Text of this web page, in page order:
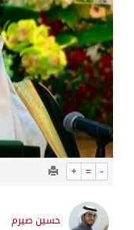
قمة سعودية –
+ = -
حسين صيرم